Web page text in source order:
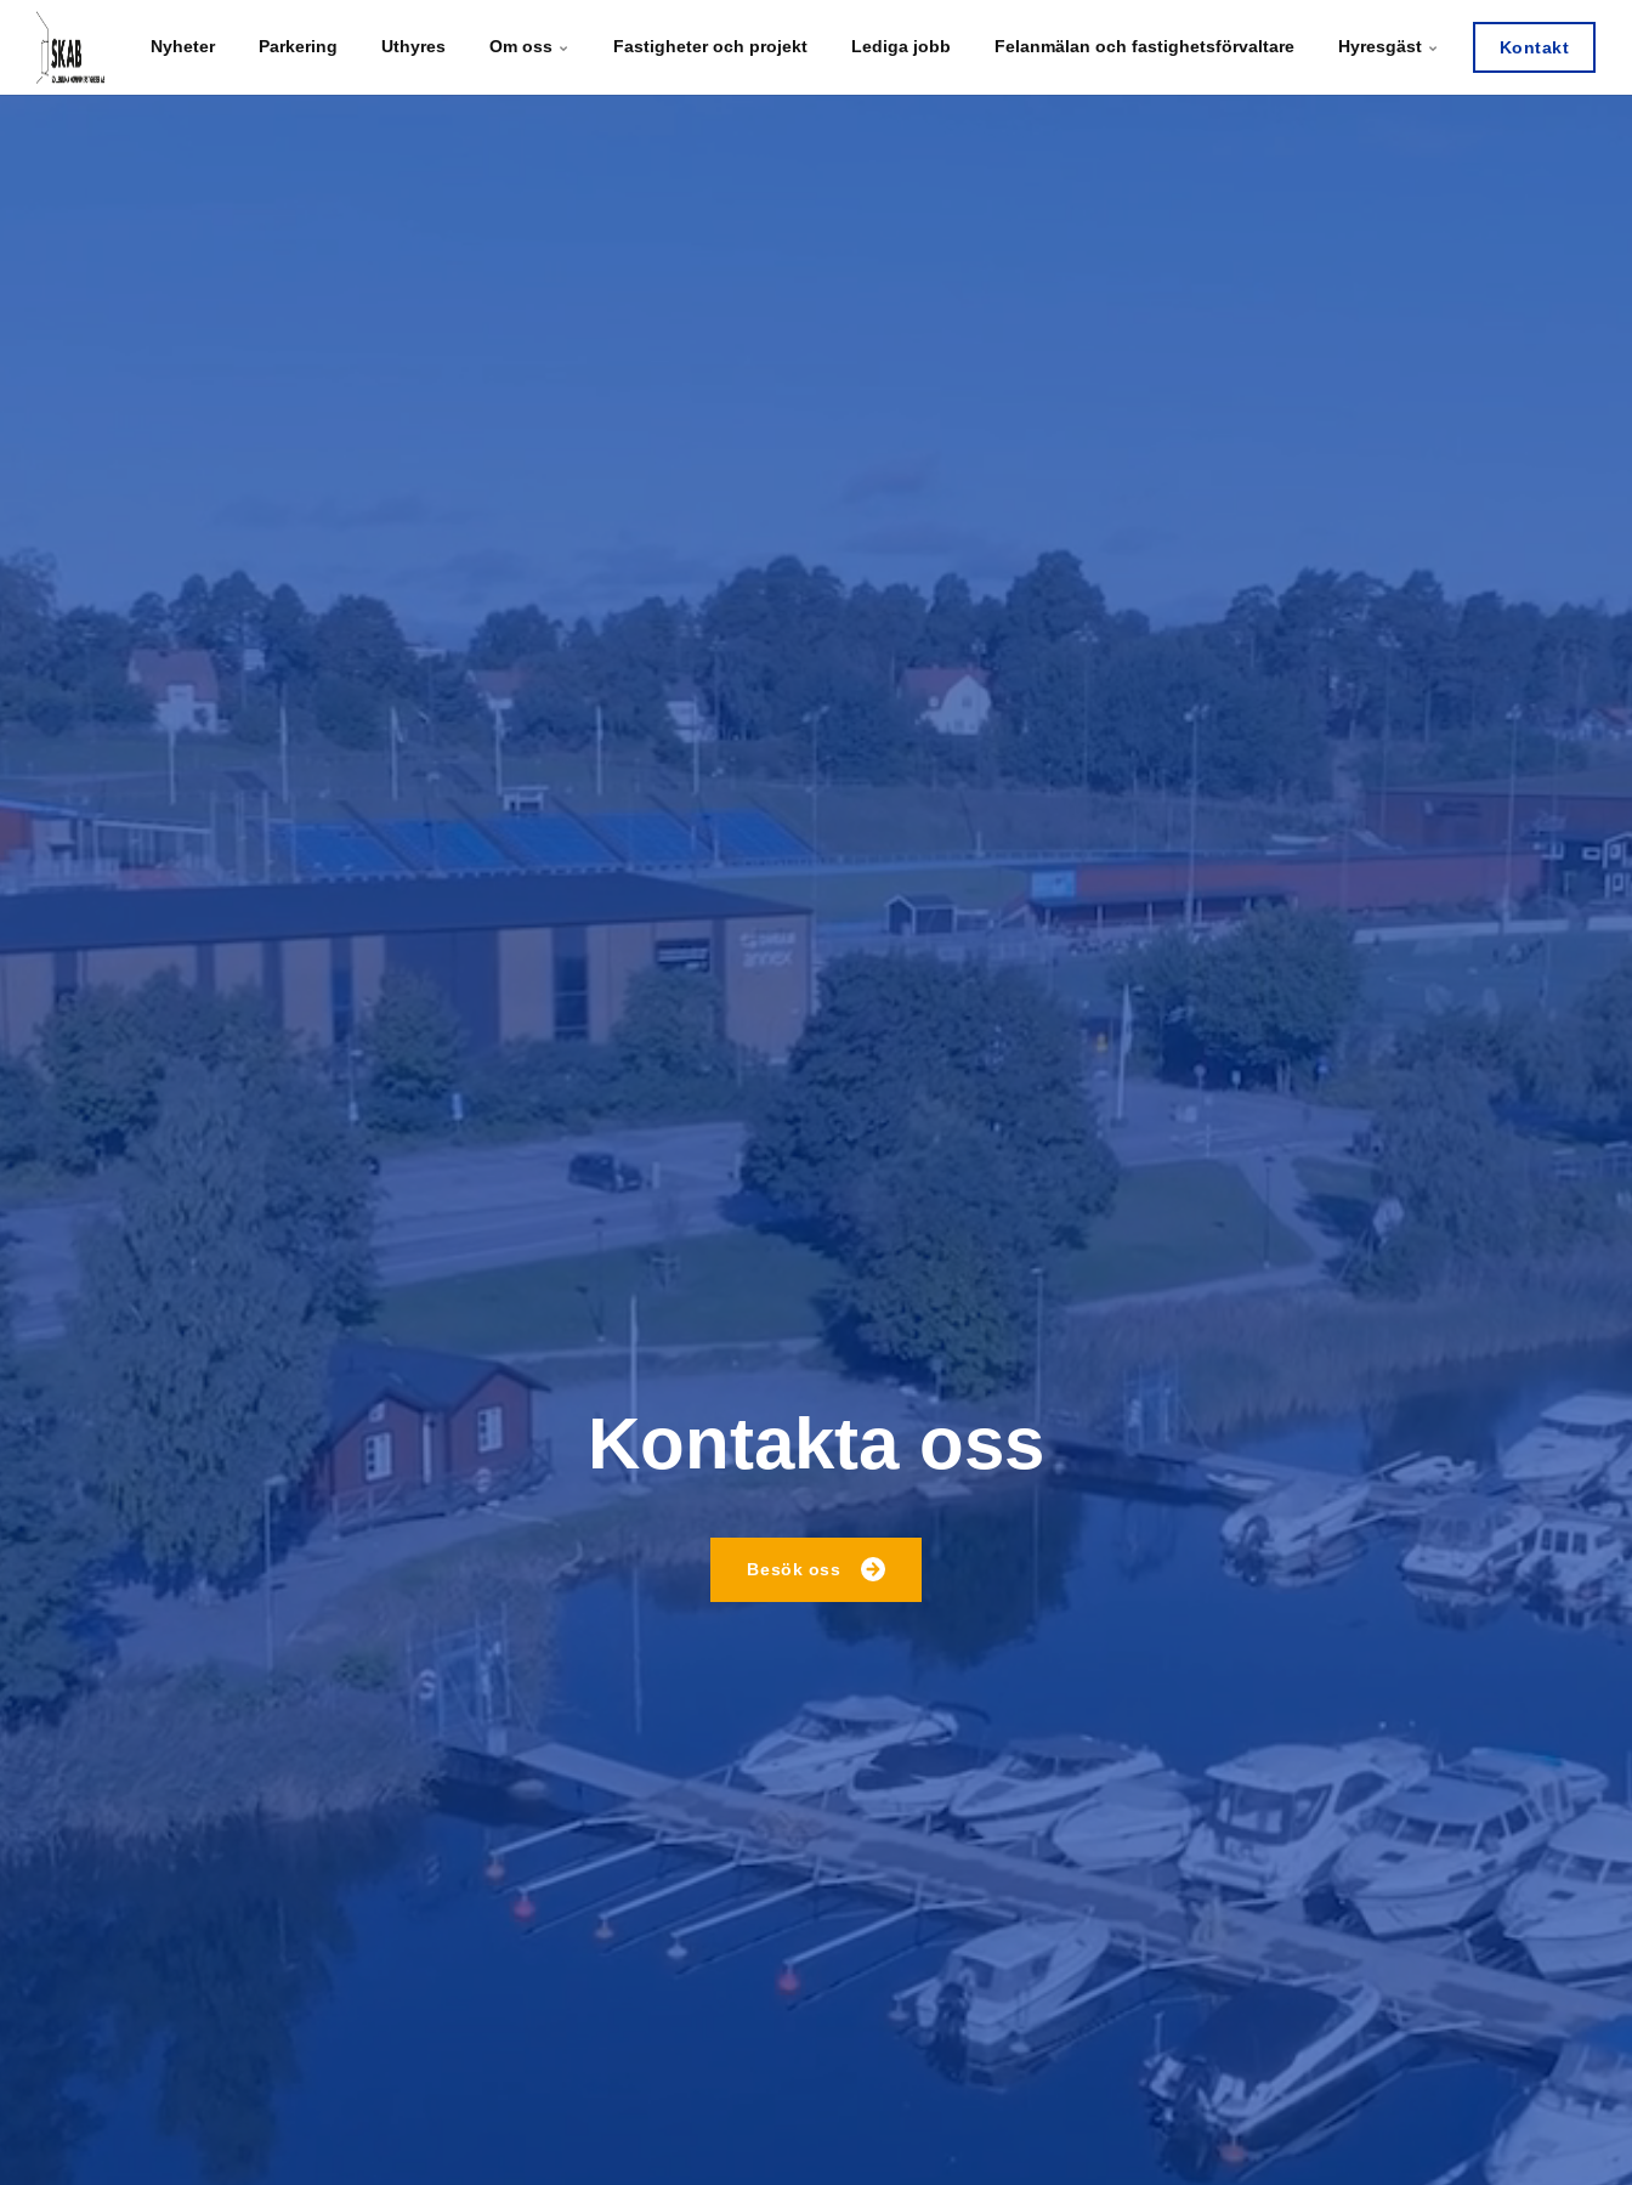
Nyheter Parkering Uthyres Om oss Fastigheter och projekt Lediga jobb Felanmälan och fastighetsförvaltare Hyresgäst Kontakt
Kontakta oss
Besök oss